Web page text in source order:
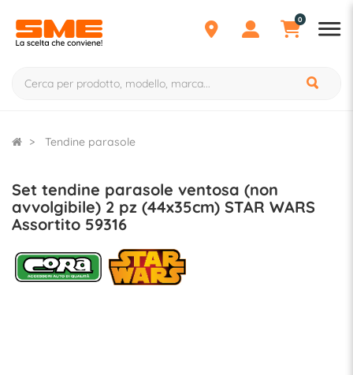
0
Tendine parasole
Set tendine parasole ventosa (non
avvolgibile) 2 pz (44x35cm) STAR WARS
Assortito 59316